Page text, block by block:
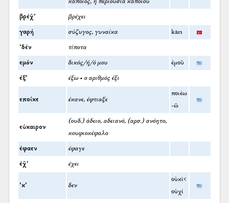
κάποιος, η περιουσία κάποιου
βρέχ̌’ βρέχει
γαρή σύζυγος, γυναίκα karı
’δέν τίποτα
εμόν δικός/ή/ό μου ἐμοῦ
έξ’ έξω • ο αριθμός έξι
εποίκε έκανε, έφτιαξε
ποιέω
-ῶ
εύκαιρον
(ουδ.) άδειο, αδειανό, (αρσ.) ανόητο,
κουφιοκέφαλο
έφαεν έφαγε
έχ̌’ έχει
’κ’ δεν
οὐκί<
οὐχί